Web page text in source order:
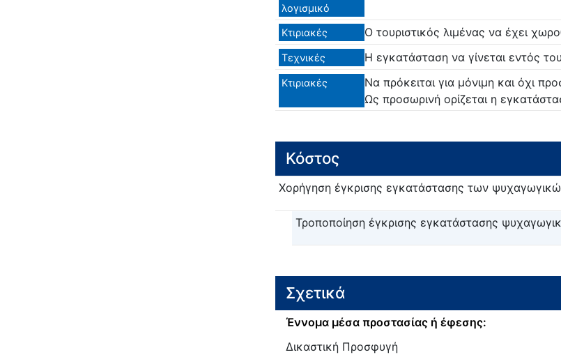
λογισμικό
Κτιριακές Ο τουριστικός λιμένας να έχει
Τεχνικές Η εγκατάσταση να γίνεται εντός
Κτιριακές
Να πρόκειται για μόνιμη και όχι
Ως προσωρινή ορίζεται η
Κόστος
Χορήγηση έγκρισης εγκατάστασης των
Τροποποίηση έγκρισης εγκατάστασης
Σχετικά
Έννομα μέσα προστασίας ή έφεσης:
Δικαστική Προσφυγή